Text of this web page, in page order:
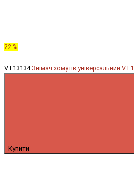
22 %
VT13134 Знімач хомутів універсальний
Купити